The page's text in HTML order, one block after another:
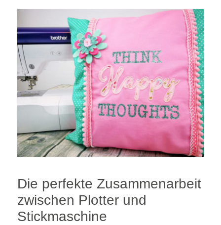
Die perfekte Zusammenarbeit
zwischen Plotter und
Stickmaschine